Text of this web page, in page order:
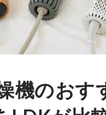
機のお